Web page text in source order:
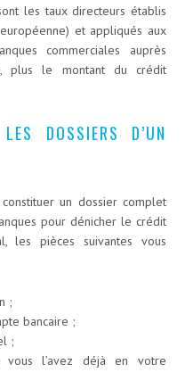
les taux directeurs établis
et appliqués aux
commerciales auprès
plus le montant du crédit
DOSSIERS D’UN
un dossier complet
pour dénicher le crédit
les pièces suivantes vous
;
bancaire ;
;
l’avez déjà en votre